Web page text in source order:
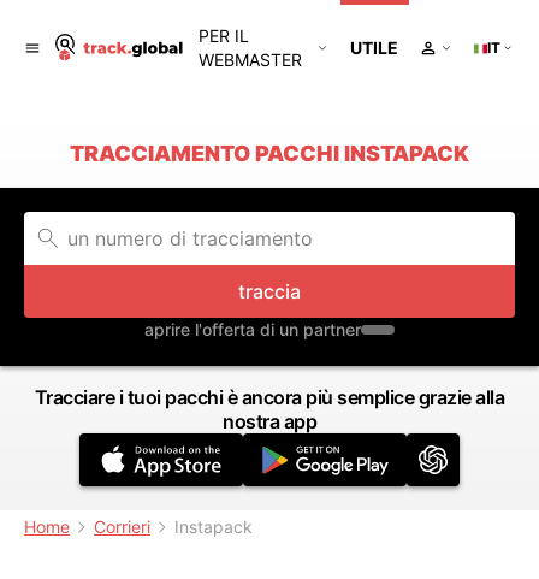
PER IL
WEBMASTER
UTILE IT
TRACCIAMENTO PACCHI INSTAPACK
traccia
aprire l'offerta di un partner
Tracciare i tuoi pacchi è ancora più semplice grazie alla
nostra app
Home Corrieri Instapack